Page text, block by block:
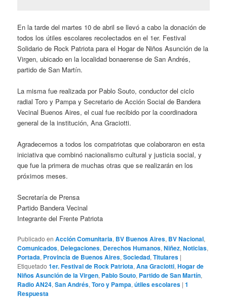
En la tarde del martes 10 de abril se llevó a cabo la donación de
todos los útiles escolares recolectados en el 1er. Festival
Solidario de Rock Patriota para el Hogar de Niños Asunción de la
Virgen, ubicado en la localidad bonaerense de San Andrés,
partido de San Martín.
La misma fue realizada por Pablo Souto, conductor del ciclo
radial Toro y Pampa y Secretario de Acción Social de Bandera
Vecinal Buenos Aires, el cual fue recibido por la coordinadora
general de la institución, Ana Graciotti.
Agradecemos a todos los compatriotas que colaboraron en esta
iniciativa que combinó nacionalismo cultural y justicia social, y
que fue la primera de muchas otras que se realizarán en los
próximos meses.
Secretaría de Prensa
Partido Bandera Vecinal
Integrante del Frente Patriota
Publicado en Acción Comunitaria, BV Buenos Aires, BV Nacional,
Comunicados, Delegaciones, Derechos Humanos,Niñez,Noticias,
Portada, Provincia de Buenos Aires,Sociedad,Titulares |
Etiquetado 1er. Festival de Rock Patriota,Ana Graciotti,Hogar de
Niños Asunción de la Virgen, Pablo Souto, Partido de San Martín,
Radio AN24,San Andrés,Toro y Pampa,útiles escolares |1
Respuesta